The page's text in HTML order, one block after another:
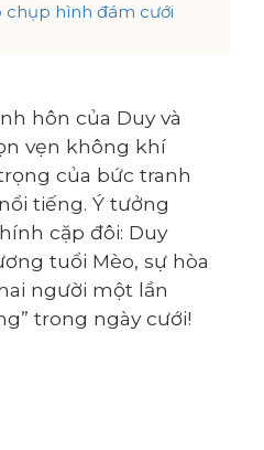
hình đám cưới
hôn của Duy và
vẹn không khí
của bức tranh
tiếng. Ý tưởng
cặp đôi: Duy
tuổi Mèo, sự hòa
người một lần
trong ngày cưới!